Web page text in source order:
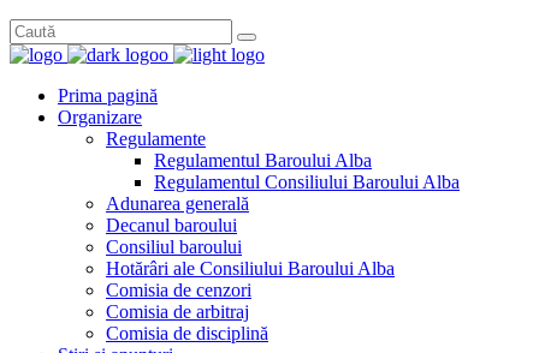
Prima pagină
Organizare
Regulamente
Regulamentul Baroului Alba
Regulamentul Consiliului Baroului Alba
Adunarea generală
Decanul baroului
Consiliul baroului
Hotărâri ale Consiliului Baroului Alba
Comisia de cenzori
Comisia de arbitraj
Comisia de disciplină